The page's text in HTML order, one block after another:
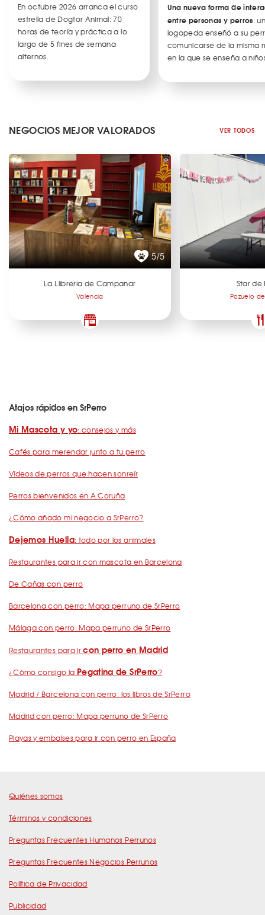
En octubre 2026 arranca el curso
estrella de Dogtor Animal: 70
horas de teoría y práctica a lo
largo de 5 fines de semana
alternos.
Una nueva forma de
entre personas y perros:
logopeda enseñó a su
comunicarse de la misma
en la que se enseña a
NEGOCIOS MEJOR VALORADOS VER TODOS
5/5
La Llibreria de Campanar
Valencia
Star de
Pozuelo
Atajos rápidos en SrPerro
Mi Mascota y yo: consejos y más
Cafés para merendar junto a tu perro
Vídeos de perros que hacen sonreír
Perros bienvenidos en A Coruña
¿Cómo añado mi negocio a SrPerro?
Dejemos Huella: todo por los animales
Restaurantes para ir con mascota en Barcelona
De Cañas con perro
Barcelona con perro: Mapa perruno de SrPerro
Málaga con perro: Mapa perruno de SrPerro
Restaurantes para ircon perro en Madrid
¿Cómo consigo la Pegatina de SrPerro?
Madrid / Barcelona con perro: los libros de SrPerro
Madrid con perro: Mapa perruno de SrPerro
Playas y embalses para ir con perro en España
Quiénes somos
Términos y condiciones
Preguntas Frecuentes Humanos Perrunos
Preguntas Frecuentes Negocios Perrunos
Política de Privacidad
Publicidad